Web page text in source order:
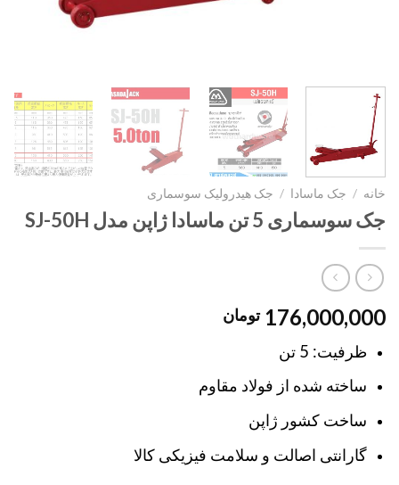
خانه / جک ماسادا / جک هیدرولیک سوسماری
جک سوسماری 5 تن ماسادا ژاپن مدل SJ-50H
176,000,000 تومان
ظرفیت: 5 تن
ساخته شده از فولاد مقاوم
ساخت کشور ژاپن
گارانتی اصالت و سلامت فیزیکی کالا